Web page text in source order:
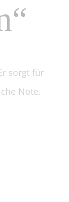
sorgt für
Note.